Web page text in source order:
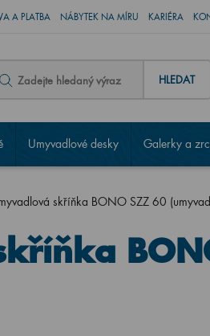
A PLATBA NÁBYTEK NA MÍRU KARIÉRA
HLEDAT
Umyvadlové desky Galerky a
skříňka BONO SZZ 60